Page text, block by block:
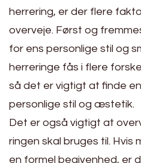
herrering, er der flere
overveje. Først og
for ens personlige stil og
herreringe fås i flere
så det er vigtigt at finde
personlige stil og æstetik.
Det er også vigtigt at
ringen skal bruges til. Hvis
en formel begivenhed, er